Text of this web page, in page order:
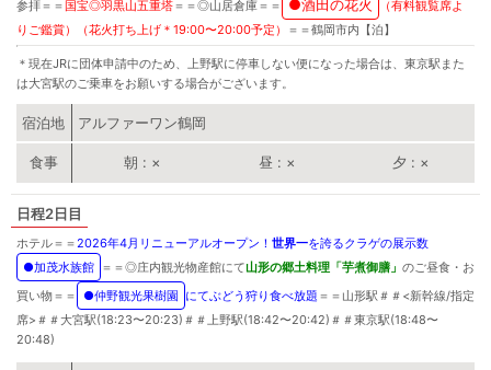
参拝＝＝ 国宝◎羽黒山五重塔＝＝◎山居倉庫＝＝ ●酒田の花火
（有料観覧席よ
りご鑑賞）（花火打ち上げ＊19:00〜20:00予定）
＝＝鶴岡市内【泊】
＊現在JRに団体申請中のため、上野駅に停車しない便になった場合は、東京駅また
は大宮駅のご乗車をお願いする場合がございます。
宿泊地 アルファーワン鶴岡
朝 × 昼 × 夕 ×
2日目
ホテル＝＝ 2026年4月リニューアルオープン！ 世界一を誇るクラゲの展示数
●加茂水族館 ＝＝◎庄内観光物産館にて山形の郷土料理「芋煮御膳」 のご昼食・お
買い物＝＝
●仲野観光果樹園 にてぶどう狩り食べ放題 ＝＝山形駅＃＃<新幹線/指定
席>＃＃大宮駅(18:23〜20:23)＃＃上野駅(18:42〜20:42)＃＃東京駅(18:48〜
20:48)